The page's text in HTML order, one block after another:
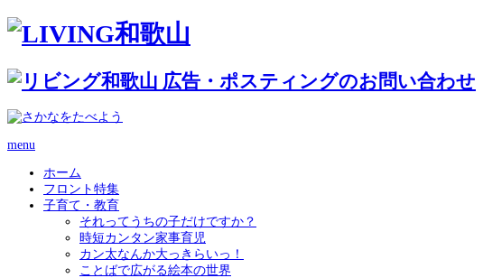
menu
ホーム
フロント特集
子育て・教育
それってうちの子だけですか？
時短カンタン家事育児
カン太なんか大っきらいっ！
ことばで広がる絵本の世界